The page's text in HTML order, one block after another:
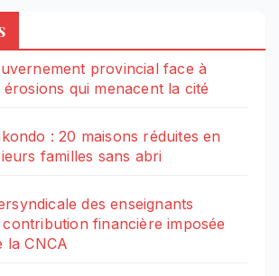
provincial face à
érosions qui menacent la cité
: 20 maisons réduites en
familles sans abri
des enseignants
financière imposée
la CNCA